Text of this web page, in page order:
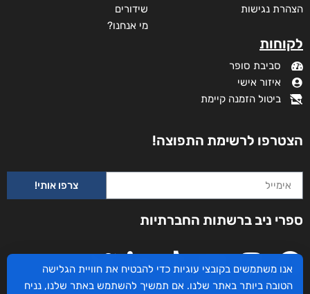
הצהרת נגישות
לקוחות
סביבת סופר
איזור אישי
ביטול הזמנה קיימת
שידורים
מי אנחנו?
הצטרפו לרשימת התפוצה!
צרפו אותי!
ספרי ניב ברשתות החברתיות
אנו משתמשים בקובצי עוגיות כדי להבטיח את חוויית הגלישה
הטובה ביותר באתר שלנו. אם תמשיך להשתמש באתר שלנו, נניח